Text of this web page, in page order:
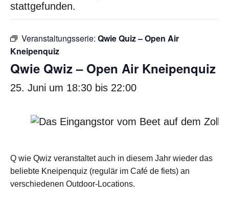
stattgefunden.
Veranstaltungsserie: Qwie Quiz – Open Air
Kneipenquiz
Qwie Qwiz – Open Air Kneipenquiz
25. Juni um 18:30 bis 22:00
Q wie Qwiz veranstaltet auch in diesem Jahr wieder das
beliebte Kneipenquiz (regulär im Café de fiets) an
verschiedenen Outdoor-Locations.